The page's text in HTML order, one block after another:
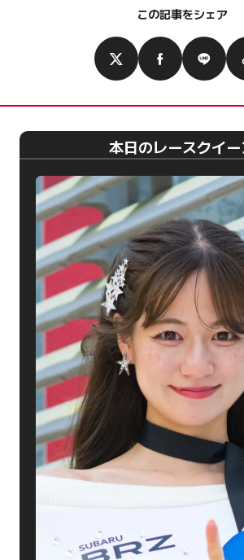
この記事をシェア
本日のレースクイー